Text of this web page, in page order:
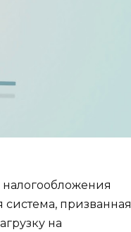
призванная
на